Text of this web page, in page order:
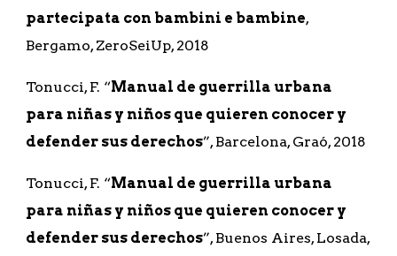
partecipata con bambini e bambine,
Bergamo, ZeroSeiUp, 2018
Tonucci, F. “Manual de guerrilla urbana
para niñas y niños que quieren conocer y
defender sus derechos”, Barcelona, Graó, 2018
Tonucci, F. “Manual de guerrilla urbana
para niñas y niños que quieren conocer y
defender sus derechos”, Buenos Aires, Losada,